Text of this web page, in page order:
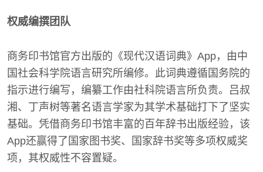
权威编撰团队
商务印书馆官方出版的《现代汉语词典》App，由中
国社会科学院语言研究所编修。此词典遵循国务院的
指示进行编写，编纂工作由社科院语言所负责。吕叔
湘、丁声树等著名语言学家为其学术基础打下了坚实
基础。凭借商务印书馆丰富的百年辞书出版经验，该
App还赢得了国家图书奖、国家辞书奖等多项权威奖
项，其权威性不容置疑。